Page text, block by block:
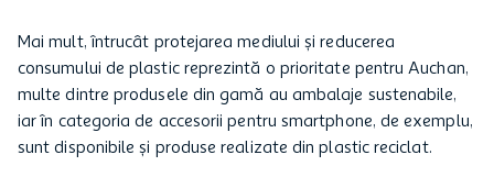
Mai mult, întrucât protejarea mediului și reducerea
consumului de plastic reprezintă o prioritate pentru Auchan,
multe dintre produsele din gamă au ambalaje sustenabile,
iar în categoria de accesorii pentru smartphone, de exemplu,
sunt disponibile și produse realizate din plastic reciclat.